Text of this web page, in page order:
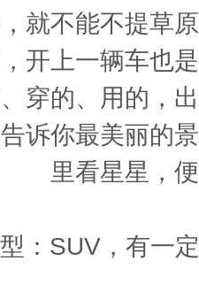
不能不提草原
开上一辆车也
穿的、用的，
诉你最美丽的
里看星星，
SUV，有一定